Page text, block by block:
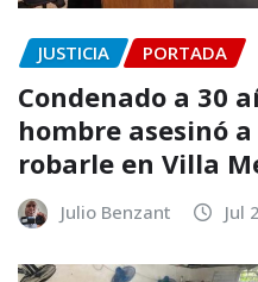
JUSTICIA PORTADA
Condenado a 30
hombre asesinó
robarle en Villa
Julio Benzant Jul